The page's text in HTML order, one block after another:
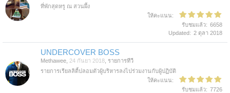
ที่พักสุดหรู ณ สวนผึ้ง
ให้คะแนน:
รับชมแล้ว: 6658
Updated: 2 ตุลา 2018
UNDERCOVER BOSS
Methawee 24 กันยา 2018 รายการทีวี
รายการเรียลลิตี้ปลอมตัวผู้บริหารลงไปร่วมงานกับผู้ปฏิบัติ
ให้คะแนน:
รับชมแล้ว: 7726